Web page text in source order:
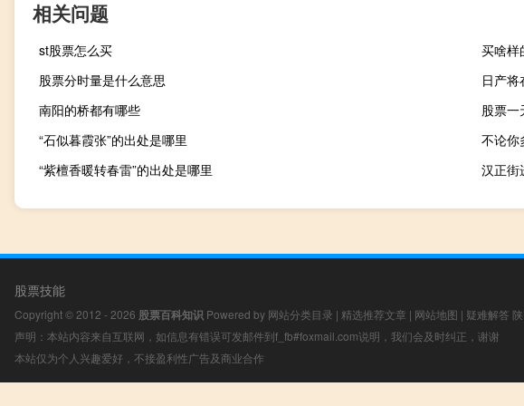
相关问题
st股票怎么买
买啥样
股票分时量是什么意思
日产
南阳的桥都有哪些
股票一
“石似暮霞张”的出处是哪里
不论你
“紫檀香暖转春雷”的出处是哪里
汉正街
股票技能
Copyright © 2012 - 2026 股票百科知识 Powered by 网站分类目录 | 精选推荐文章 | 网站地图 | 疑难解答
声明：本站内容来自互联网，如信息有错误可发邮件到f_fb#foxmail.com说明，我们会及时纠正，谢谢
本站仅为个人兴趣爱好，不接盈利性广告及商业合作